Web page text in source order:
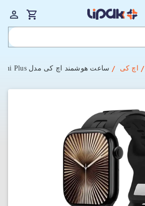
اچ کی ساعت هوشمند اچ کی مدل HK11 mini Plus سایز 38/41mm